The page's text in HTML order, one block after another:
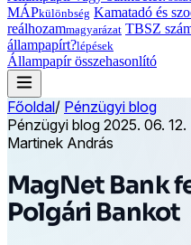
MÁPkülönbség Kamatadó és
reálhozammagyarázat TBSZ
állampapírt?lépések
Állampapír összehasonlító
Főoldal/ Pénzügyi blog
Pénzügyi blog 2025. 06. 12.
Martinek András
MagNet Bank
Polgári Bankot